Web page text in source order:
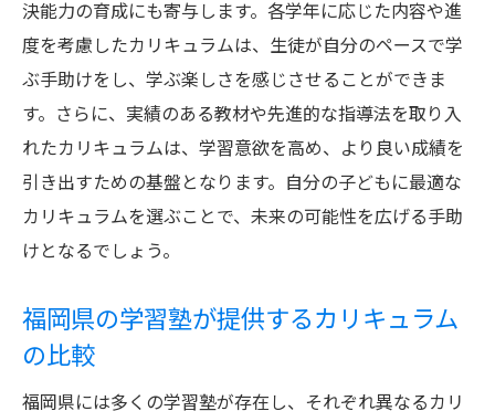
決能力の育成にも寄与します。各学年に応じた内容や進
度を考慮したカリキュラムは、生徒が自分のペースで学
ぶ手助けをし、学ぶ楽しさを感じさせることができま
す。さらに、実績のある教材や先進的な指導法を取り入
れたカリキュラムは、学習意欲を高め、より良い成績を
引き出すための基盤となります。自分の子どもに最適な
カリキュラムを選ぶことで、未来の可能性を広げる手助
けとなるでしょう。
福岡県の学習塾が提供するカリキュラム
の比較
福岡県には多くの学習塾が存在し、それぞれ異なるカリ